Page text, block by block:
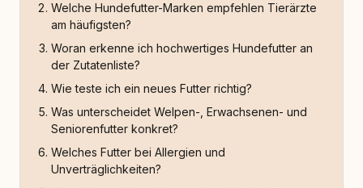
Welche Hundefutter-Marken empfehlen Tierärzte
am häufigsten?
Woran erkenne ich hochwertiges Hundefutter an
der Zutatenliste?
Wie teste ich ein neues Futter richtig?
Was unterscheidet Welpen-, Erwachsenen- und
Seniorenfutter konkret?
Welches Futter bei Allergien und
Unverträglichkeiten?